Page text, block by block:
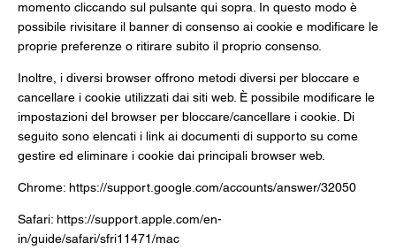
momento cliccando sul pulsante qui sopra. In questo modo è
possibile rivisitare il banner di consenso ai cookie e modificare le
proprie preferenze o ritirare subito il proprio consenso.
Inoltre, i diversi browser offrono metodi diversi per bloccare e
cancellare i cookie utilizzati dai siti web. È possibile modificare le
impostazioni del browser per bloccare/cancellare i cookie. Di
seguito sono elencati i link ai documenti di supporto su come
gestire ed eliminare i cookie dai principali browser web.
Chrome: https://support.google.com/accounts/answer/32050
Safari: https://support.apple.com/en-
in/guide/safari/sfri11471/mac